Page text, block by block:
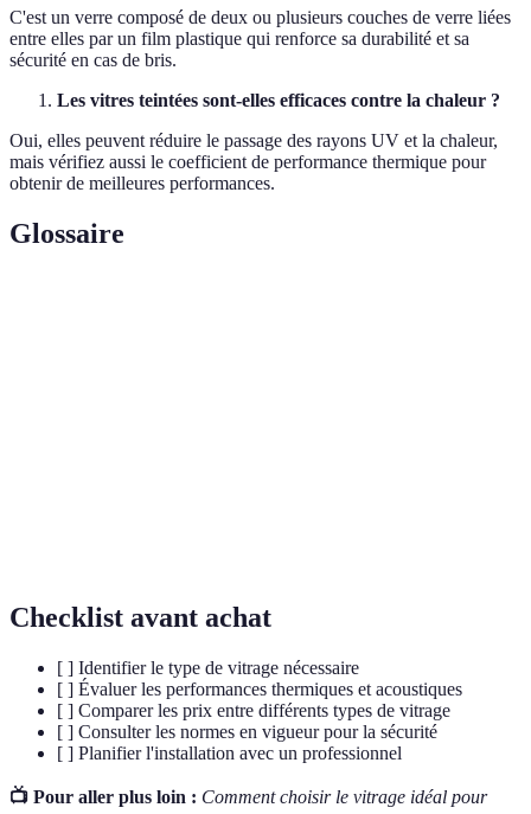
C'est un verre composé de deux ou plusieurs couches de verre liées
entre elles par un film plastique qui renforce sa durabilité et sa
sécurité en cas de bris.
Les vitres teintées sont-elles efficaces contre la chaleur ?
Oui, elles peuvent réduire le passage des rayons UV et la chaleur,
mais vérifiez aussi le coefficient de performance thermique pour
obtenir de meilleures performances.
Glossaire
Checklist avant achat
[ ] Identifier le type de vitrage nécessaire
[ ] Évaluer les performances thermiques et acoustiques
[ ] Comparer les prix entre différents types de vitrage
[ ] Consulter les normes en vigueur pour la sécurité
[ ] Planifier l'installation avec un professionnel
📺 Pour aller plus loin : Comment choisir le vitrage idéal pour